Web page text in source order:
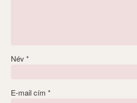
Név *
E-mail cím *